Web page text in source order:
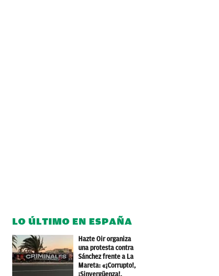
LO ÚLTIMO EN ESPAÑA
Hazte Oir organiza
una protesta contra
Sánchez frente a La
Mareta: «¡Corrupto!,
¡Sinvergüenza!,